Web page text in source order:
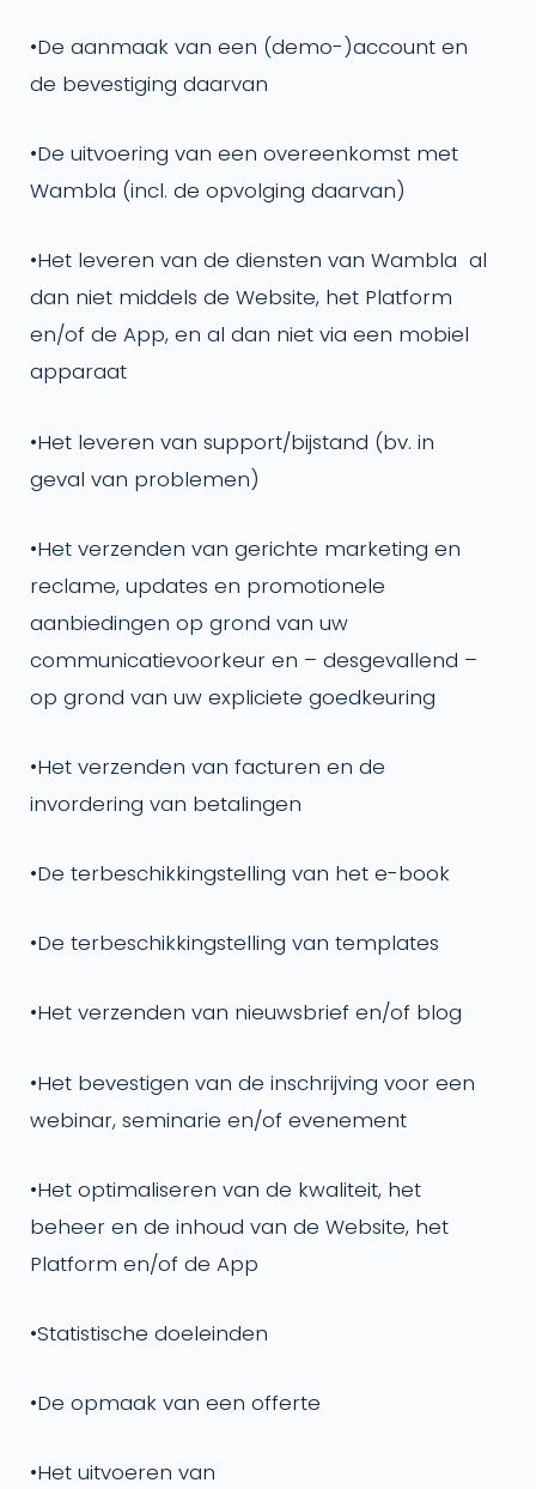
•De aanmaak van een (demo-)account en
de bevestiging daarvan
•De uitvoering van een overeenkomst met
Wambla (incl. de opvolging daarvan)
•Het leveren van de diensten van Wambla al
dan niet middels de Website, het Platform
en/of de App, en al dan niet via een mobiel
apparaat
•Het leveren van support/bijstand (bv. in
geval van problemen)
•Het verzenden van gerichte marketing en
reclame, updates en promotionele
aanbiedingen op grond van uw
communicatievoorkeur en – desgevallend –
op grond van uw expliciete goedkeuring
•Het verzenden van facturen en de
invordering van betalingen
•De terbeschikkingstelling van het e-book
•De terbeschikkingstelling van templates
•Het verzenden van nieuwsbrief en/of blog
•Het bevestigen van de inschrijving voor een
webinar, seminarie en/of evenement
•Het optimaliseren van de kwaliteit, het
beheer en de inhoud van de Website, het
Platform en/of de App
•Statistische doeleinden
•De opmaak van een offerte
•Het uitvoeren van